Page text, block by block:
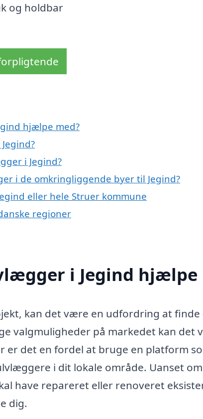
og holdbar
hjælpe med?
i Jegind?
i de omkringliggende byer til Jegind?
eller hele Struer kommune
regioner
i Jegind hjælpe
kan det være en udfordring at
valgmuligheder på markedet kan det
er det en fordel at bruge en platform
i dit lokale område. Uanset
have repareret eller renoveret
dig.